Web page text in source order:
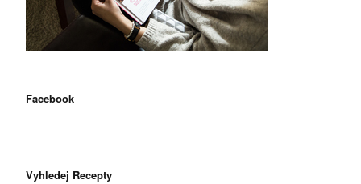
Facebook
Vyhledej Recepty